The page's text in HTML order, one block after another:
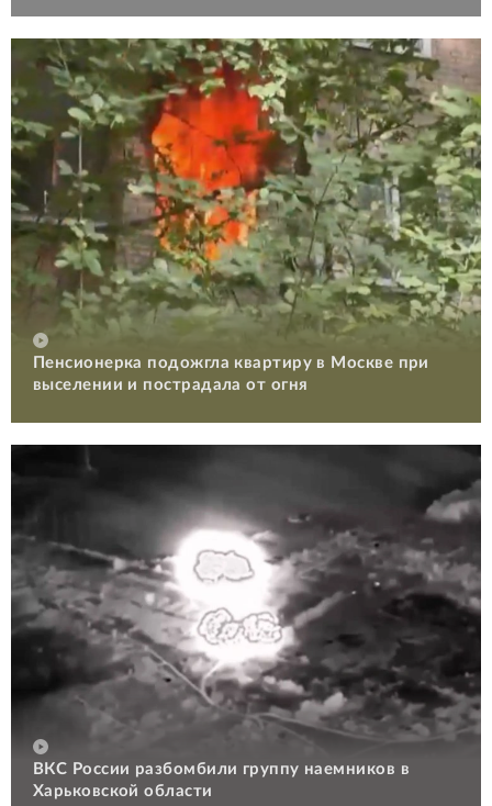
Пенсионерка подожгла квартиру в Москве при
выселении и пострадала от огня
ВКС России разбомбили группу наемников в
Харьковской области